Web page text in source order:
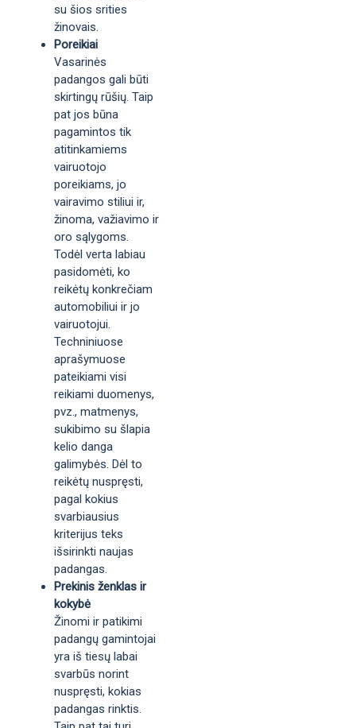
su šios srities
žinovais.
Poreikiai
Vasarinės
padangos gali būti
skirtingų rūšių. Taip
pat jos būna
pagamintos tik
atitinkamiems
vairuotojo
poreikiams, jo
vairavimo stiliui ir,
žinoma, važiavimo ir
oro sąlygoms.
Todėl verta labiau
pasidomėti, ko
reikėtų konkrečiam
automobiliui ir jo
vairuotojui.
Techniniuose
aprašymuose
pateikiami visi
reikiami duomenys,
pvz., matmenys,
sukibimo su šlapia
kelio danga
galimybės. Dėl to
reikėtų nuspręsti,
pagal kokius
svarbiausius
kriterijus teks
išsirinkti naujas
padangas.
Prekinis ženklas ir
kokybė
Žinomi ir patikimi
padangų gamintojai
yra iš tiesų labai
svarbūs norint
nuspręsti, kokias
padangas rinktis.